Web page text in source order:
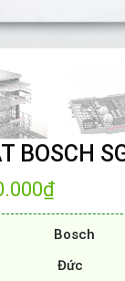
BOSCH
₫Giá
tại
17.300.000₫.
Bosch
Đức